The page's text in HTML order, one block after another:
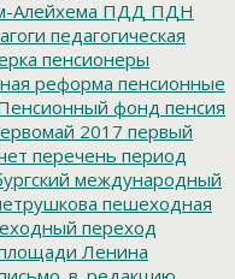
ПДД ПДН
педагогическая
пенсионеры
реформа пенсионные
фонд пенсия
2017 первый
перечень период
международный
пешеходная
переход
Ленина